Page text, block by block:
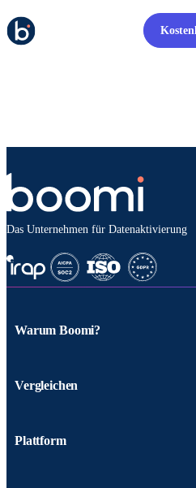
Das Unternehmen für Datenaktivierung
Warum Boomi?
Vergleichen
Plattform